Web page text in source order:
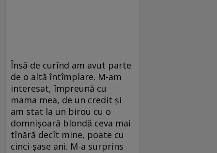
Însă de curînd am avut parte
de o altă întîmplare. M-am
interesat, împreună cu
mama mea, de un credit și
am stat la un birou cu o
domnișoară blondă ceva mai
tînără decît mine, poate cu
cinci-șase ani. M-a surprins